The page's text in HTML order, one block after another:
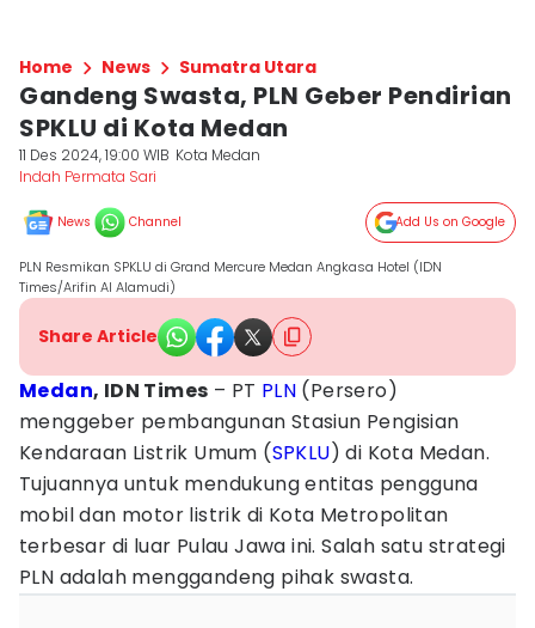
Home News Sumatra Utara
Gandeng Swasta, PLN Geber Pendirian
SPKLU di Kota Medan
11 Des 2024, 19:00 WIB Kota Medan
Indah Permata Sari
News Channel Add Us on Google
PLN Resmikan SPKLU di Grand Mercure Medan Angkasa Hotel (IDN
Times/Arifin Al Alamudi)
Share Article
Medan, IDN Times – PT PLN (Persero)
menggeber pembangunan Stasiun Pengisian
Kendaraan Listrik Umum (SPKLU) di Kota Medan.
Tujuannya untuk mendukung entitas pengguna
mobil dan motor listrik di Kota Metropolitan
terbesar di luar Pulau Jawa ini. Salah satu strategi
PLN adalah menggandeng pihak swasta.